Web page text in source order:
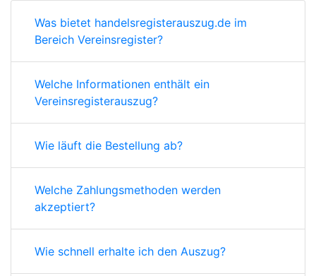
Was bietet handelsregisterauszug.de im
Bereich Vereinsregister?
Welche Informationen enthält ein
Vereinsregisterauszug?
Wie läuft die Bestellung ab?
Welche Zahlungsmethoden werden
akzeptiert?
Wie schnell erhalte ich den Auszug?